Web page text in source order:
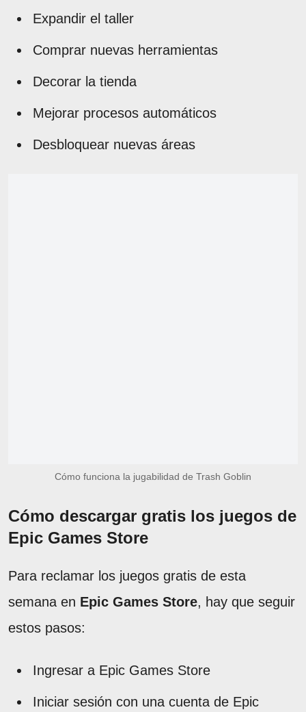
Expandir el taller
Comprar nuevas herramientas
Decorar la tienda
Mejorar procesos automáticos
Desbloquear nuevas áreas
Cómo funciona la jugabilidad de Trash Goblin
Cómo descargar gratis los juegos de
Epic Games Store
Para reclamar los juegos gratis de esta
semana en Epic Games Store, hay que seguir
estos pasos:
Ingresar a Epic Games Store
Iniciar sesión con una cuenta de Epic